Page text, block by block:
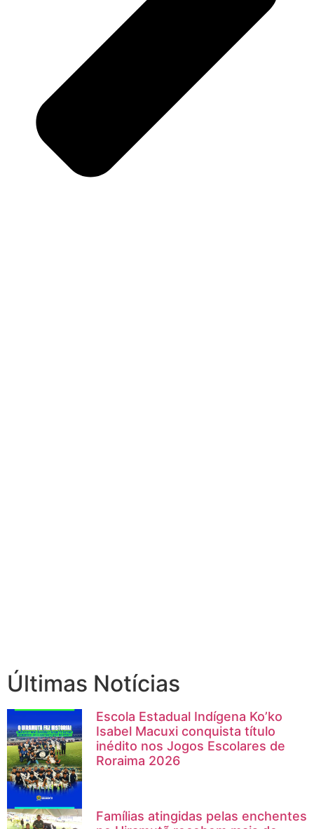
Últimas Notícias
Escola Estadual Indígena Ko’ko
Isabel Macuxi conquista título
inédito nos Jogos Escolares de
Roraima 2026
Famílias atingidas pelas enchentes